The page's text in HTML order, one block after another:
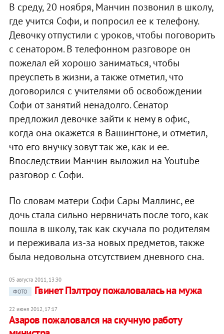
В среду, 20 ноября, Манчин позвонил в школу,
где учится Софи, и попросил ее к телефону.
Девочку отпустили с уроков, чтобы поговорить
с сенатором. В телефонном разговоре он
пожелал ей хорошо заниматься, чтобы
преуспеть в жизни, а также отметил, что
договорился с учителями об освобождении
Софи от занятий ненадолго. Сенатор
предложил девочке зайти к нему в офис,
когда она окажется в Вашингтоне, и отметил,
что его внучку зовут так же, как и ее.
Впоследствии Манчин выложил на Youtube
разговор с Софи.
По словам матери Софи Сары Маллинс, ее
дочь стала сильно нервничать после того, как
пошла в школу, так как скучала по родителям
и переживала из-за новых предметов, также
была недовольна отсутствием дневного сна.
05 августа 2011, 13:30
ФОТО
Гвинет Пэлтроу пожаловалась на мужа
22 июня 2012, 17:17
Азаров пожаловался на скучную работу